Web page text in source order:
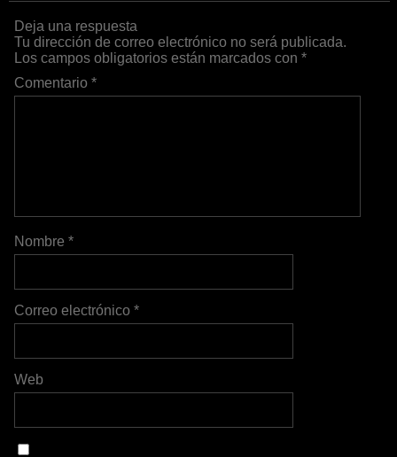
Deja una respuesta
Tu dirección de correo electrónico no será publicada.
Los campos obligatorios están marcados con *
Comentario *
Nombre *
Correo electrónico *
Web